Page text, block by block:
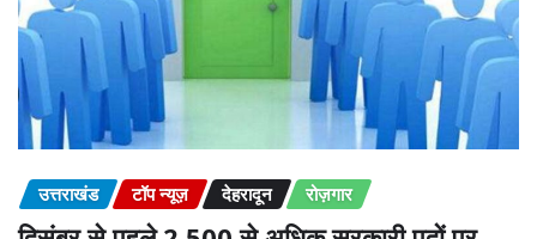
उत्तराखंड टॉप न्यूज़ देहरादून रोज़गार